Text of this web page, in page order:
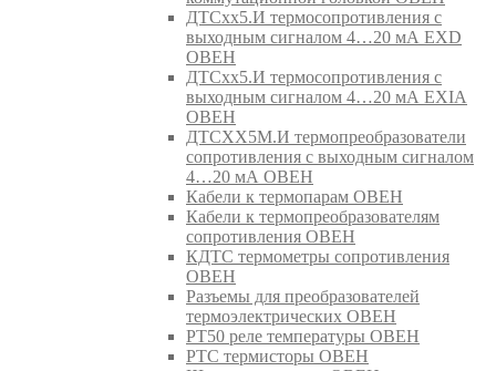
ДТСхх5.И термосопротивления с
выходным сигналом 4…20 мА EXD
ОВЕН
ДТСхх5.И термосопротивления с
выходным сигналом 4…20 мА EXIA
ОВЕН
ДТСХХ5М.И термопреобразователи
сопротивления с выходным сигналом
4…20 мА ОВЕН
Кабели к термопарам ОВЕН
Кабели к термопреобразователям
сопротивления ОВЕН
КДТС термометры сопротивления
ОВЕН
Разъемы для преобразователей
термоэлектрических ОВЕН
РТ50 реле температуры ОВЕН
РТС термисторы ОВЕН